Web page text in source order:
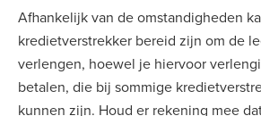
Afhankelijk van de omstandigheden
kredietverstrekker bereid zijn om de
verlengen, hoewel je hiervoor
betalen, die bij sommige
kunnen zijn. Houd er rekening mee